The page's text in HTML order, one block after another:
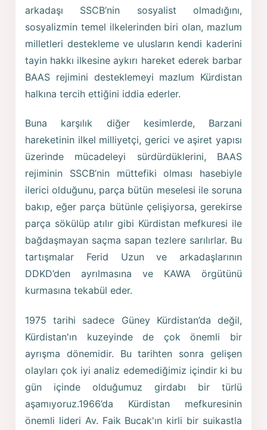
arkadaşı SSCB’nin sosyalist olmadığını,
sosyalizmin temel ilkelerinden biri olan, mazlum
milletleri destekleme ve ulusların kendi kaderini
tayin hakkı ilkesine aykırı hareket ederek barbar
BAAS rejimini desteklemeyi mazlum Kürdistan
halkına tercih ettiğini iddia ederler.
Buna karşılık diğer kesimlerde, Barzani
hareketinin ilkel milliyetçi, gerici ve aşiret yapısı
üzerinde mücadeleyi sürdürdüklerini, BAAS
rejiminin SSCB’nin müttefiki olması hasebiyle
ilerici olduğunu, parça bütün meselesi ile soruna
bakıp, eğer parça bütünle çelişiyorsa, gerekirse
parça sökülüp atılır gibi Kürdistan mefkuresi ile
bağdaşmayan saçma sapan tezlere sarılırlar. Bu
tartışmalar Ferid Uzun ve arkadaşlarının
DDKD’den ayrılmasına ve KAWA örgütünü
kurmasına tekabül eder.
1975 tarihi sadece Güney Kürdistan’da değil,
Kürdistan'ın kuzeyinde de çok önemli bir
ayrışma dönemidir. Bu tarihten sonra gelişen
olayları çok iyi analiz edemediğimiz içindir ki bu
gün içinde olduğumuz girdabı bir türlü
aşamıyoruz.1966’da Kürdistan mefkuresinin
önemli lideri Av. Faik Bucak'ın kirli bir suikastla